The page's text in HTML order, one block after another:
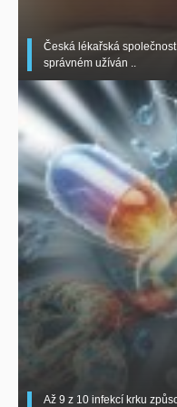
Česká lékařská
správném užíván ..
Až 9 z 10 infekcí krku